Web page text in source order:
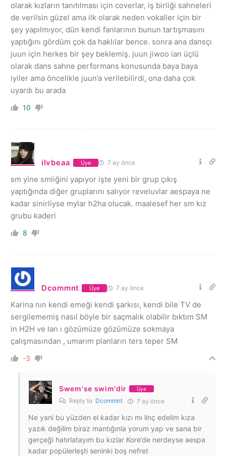
olarak kızların tanıtılması için coverlar, iş birliği sahneleri
de verilsin güzel ama ilk olarak neden vokaller için bir
şey yapılmıyor, dün kendi fanlarının bunun tartışmasını
yaptığını gördüm çok da haklılar bence. sonra ana dansçı
juun için herkes bir şey beklemiş. juun jiwoo ian üçlü
olarak dans sahne performans konusunda baya baya
iyiler ama öncelikle juun’a verilebilirdi, ona daha çok
uyardı bu arada
10
ilvbeaa Üye 7 ay önce
sm yine smliğini yapıyor işte yeni bir grup çıkış
yaptığında diğer gruplarını salıyor reveluvlar aespaya ne
kadar sinirliyse mylar h2ha olucak. maalesef her sm kız
grubu kaderi
8
Dcommnt Üye 7 ay önce
Karina nın kendi emeği kendi şarkısı, kendi bile TV de
sergilememiş nasıl böyle bir saçmalık olabilir bıktım SM
in H2H ve Ian ı gözümüze gözümüze sokmaya
çalışmasından , umarım planların ters teper SM
-3
Swem'se swim'dir Üye
Reply to Dcommnt 7 ay önce
Ne yani bu yüzden el kadar kızı mı linç edelim kıza
yazık değilim biraz mantığınla yorum yap ve sana bir
gerçeği hatırlatayım bu kızlar Kore’de nerdeyse aespa
kadar popülerleşti seninki boş nefret